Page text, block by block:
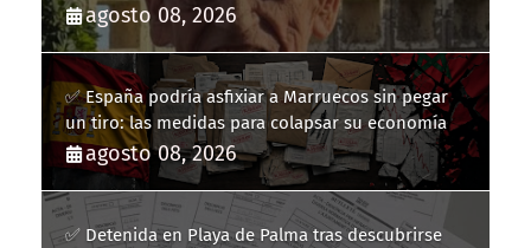
agosto 08, 2026
✅ España podría asfixiar a Marruecos sin pegar
un tiro: las medidas para colapsar su economía
agosto 08, 2026
✅ Detenida en Playa de Palma tras descubrirse